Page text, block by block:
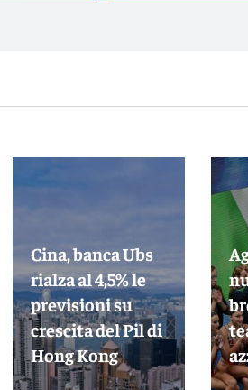
Cina, banca Ubs
rialza al 4,5% le
previsioni su
crescita del Pil di
Hong Kong